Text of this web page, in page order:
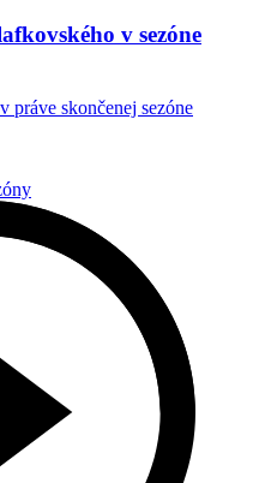
v sezóne
práve skončenej sezóne